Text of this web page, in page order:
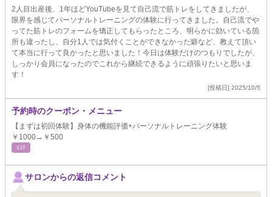
2人目出産後、1年ほどYouTubeを見て自己流で筋トレをしてきましたが、
限界を感じてパーソナルトレーニングの体験に行ってきました。自己流でや
ってた筋トレのフォームを矯正してもらったところ、明らかに効いている箇
所も違ったし、自分1人では気付くことができなかった癖など、教えて頂い
て本当に行って良かったと思いました！今日は体験だけのつもりでしたが、
しっかり会員になったのでこれから継続できるように頑張りたいと思いま
す！
[投稿日] 2025/10/5
予約時のクーポン・メニュー
【まずは初回体験】身体の機能評価+パーソナルトレーニング体験
￥1000→￥500
ｴｽﾃ
サロンからの返信コメント